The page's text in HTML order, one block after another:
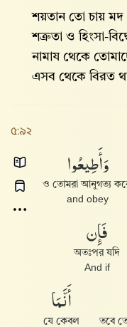
শয়তান তো চায় মদ
শত্রুতা ও হিংসা-
নামায থেকে
এসব থেকে বিরত
৫:৯২
وَأَطِيعُوا۟
ও তোমরা আনুগত্য
and obey
فَإِن
অতঃপর যদি
And if
তবে
أَنَّمَا
যে কেবল